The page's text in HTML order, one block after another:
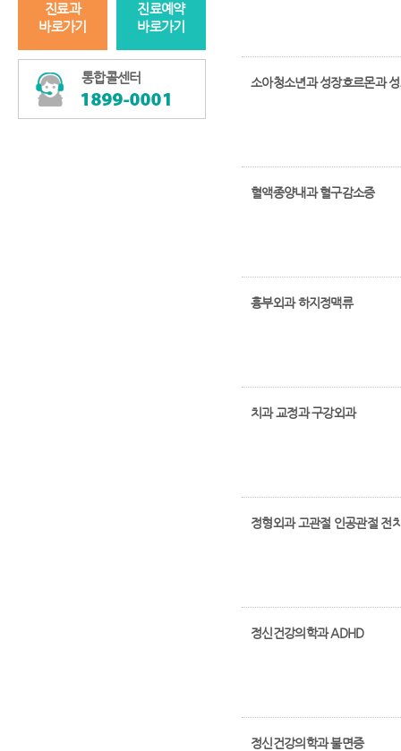
진료과
바로가기
진료예약
바로가기
통합콜센터 소아청소년과 성장호르몬과
혈액종양내과 혈구감소증
흉부외과 하지정맥류
치과 교정과 구강외과
정형외과 고관절 인공관절 전
정신건강의학과 ADHD
정신건강의학과 불면증